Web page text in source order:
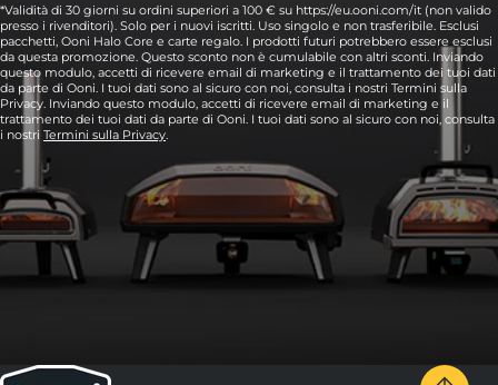
*Validità di 30 giorni su ordini superiori a 100 € su https://eu.ooni.com/it (non valido
presso i rivenditori). Solo per i nuovi iscritti. Uso singolo e non trasferibile. Esclusi
pacchetti, Ooni Halo Core e carte regalo. I prodotti futuri potrebbero essere esclusi
da questa promozione. Questo sconto non è cumulabile con altri sconti. Inviando
questo modulo, accetti di ricevere email di marketing e il trattamento dei tuoi dati
da parte di Ooni. I tuoi dati sono al sicuro con noi, consulta i nostri Termini sulla
Privacy. Inviando questo modulo, accetti di ricevere email di marketing e il
trattamento dei tuoi dati da parte di Ooni. I tuoi dati sono al sicuro con noi, consulta
i nostri Termini sulla Privacy